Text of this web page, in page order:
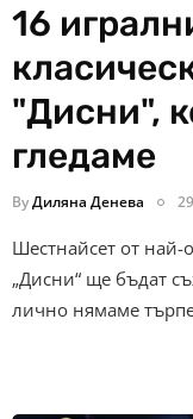
16
"Дисни",
гледаме
ByДиляна Денева
Шестнайсет от
„Дисни“ ще бъдат
лично нямаме